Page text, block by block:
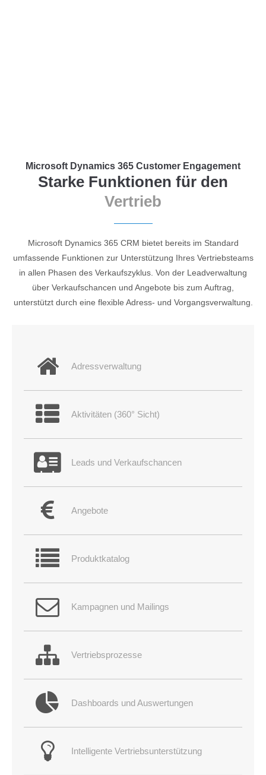
Anmelden
Lorem ipsum dolor sit amet:
24h/ 365days
We offer support for our customers
Mon - Fri 8:00am - 5:00pm(GMT +1)
Cybersteel Inc.
info@yourdomain.com
About us
elit.
nascetur ridiculus mus. Donec quam felis, ultricies nec.
Microsoft Dynamics 365 Customer Engagement
Starke Funktionen für den
Vertrieb
Microsoft Dynamics 365 CRM bietet bereits im Standard
umfassende Funktionen zur Unterstützung Ihres Vertriebsteams
in allen Phasen des Verkaufszyklus. Von der Leadverwaltung
über Verkaufschancen und Angebote bis zum Auftrag,
unterstützt durch eine flexible Adress- und Vorgangsverwaltung.
Adressverwaltung
Aktivitäten (360° Sicht)
Leads und Verkaufschancen
Angebote
Produktkatalog
Kampagnen und Mailings
Vertriebsprozesse
Dashboards und Auswertungen
Intelligente Vertriebsunterstützung